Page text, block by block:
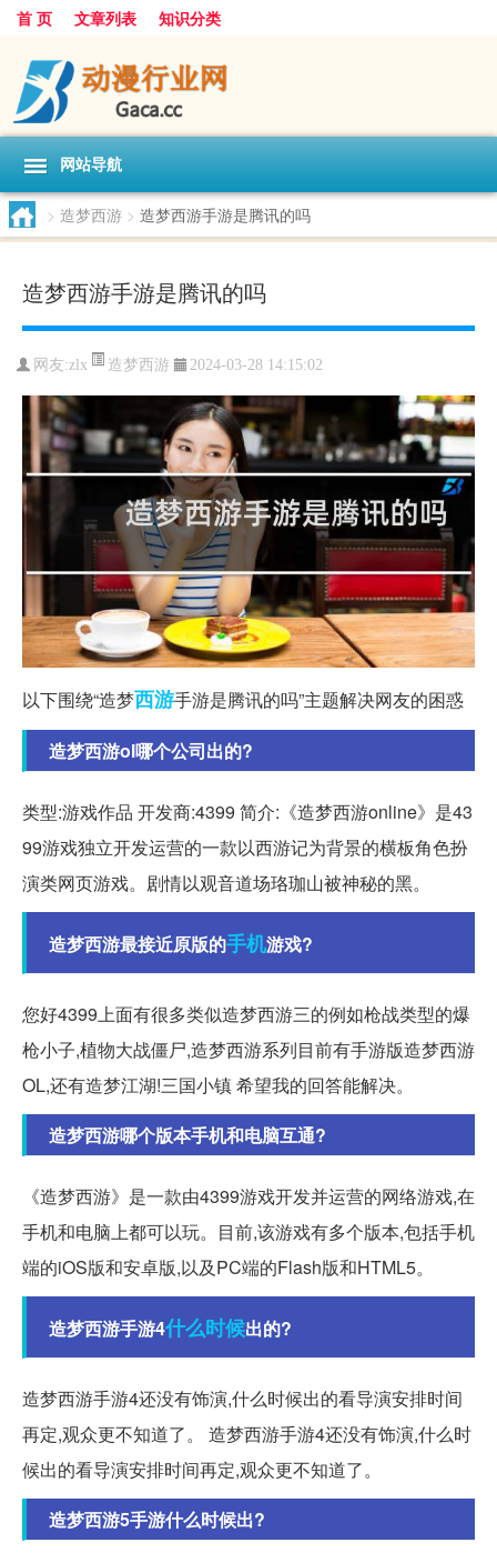
首 页 文章列表 知识分类
网站导航
> 造梦西游 > 造梦西游手游是腾讯的吗
造梦西游手游是腾讯的吗
网友:zlx 造梦西游 2024-03-28 14:15:02
以下围绕“造梦西游手游是腾讯的吗”主题解决网友的困惑
造梦西游ol哪个公司出的?
类型:游戏作品 开发商:4399 简介:《造梦西游online》是43
99游戏独立开发运营的一款以西游记为背景的横板角色扮
演类网页游戏。剧情以观音道场珞珈山被神秘的黑。
造梦西游最接近原版的手机游戏?
您好4399上面有很多类似造梦西游三的例如枪战类型的爆
枪小子,植物大战僵尸,造梦西游系列目前有手游版造梦西游
OL,还有造梦江湖!三国小镇 希望我的回答能解决。
造梦西游哪个版本手机和电脑互通?
《造梦西游》是一款由4399游戏开发并运营的网络游戏,在
手机和电脑上都可以玩。目前,该游戏有多个版本,包括手机
端的iOS版和安卓版,以及PC端的Flash版和HTML5。
造梦西游手游4什么时候出的?
造梦西游手游4还没有饰演,什么时候出的看导演安排时间
再定,观众更不知道了。 造梦西游手游4还没有饰演,什么时
候出的看导演安排时间再定,观众更不知道了。
造梦西游5手游什么时候出?